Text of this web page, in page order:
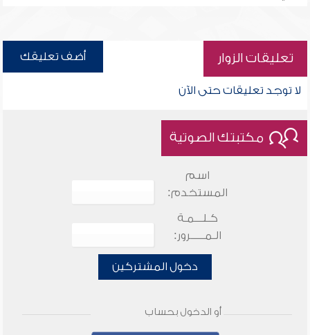
تعليقات الزوار أضف تعليقك
لا توجد تعليقات حتى الآن
مكتبتك الصوتية
اسم
المستخدم:
كـلـــمـة
الـمـــــرور:
دخول المشتركين
أو الدخول بحساب